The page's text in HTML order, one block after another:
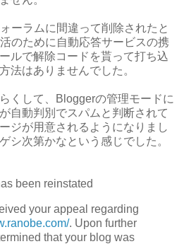
ーラムに間違って削除されたと
のために自動応答サービスの携
ルで解除コードを貰って打ち込
法はありませんでした。
くして、Bloggerの管理モードに
自動判別でスパムと判断されて
ジが用意されるようになりまし
シ次第かなという感じでした。
been reinstated
your appeal regarding
. Upon further
that your blog was